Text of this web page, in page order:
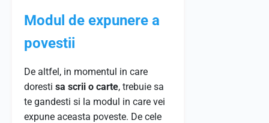
Modul de expunere a
povestii
De altfel, in momentul in care
doresti sa scrii o carte, trebuie sa
te gandesti si la modul in care vei
expune aceasta poveste. De cele